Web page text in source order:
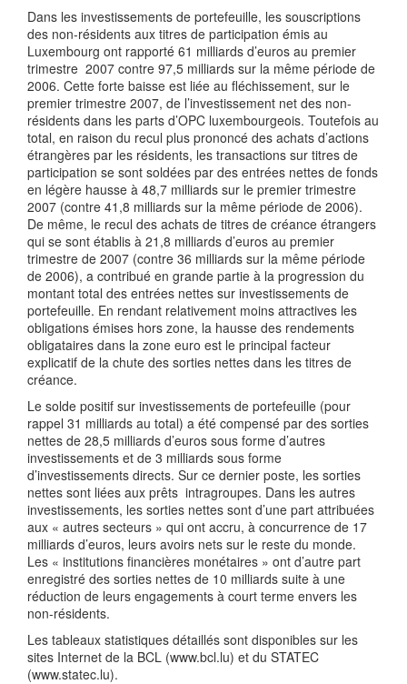
Dans les investissements de portefeuille, les souscriptions
des non-résidents aux titres de participation émis au
Luxembourg ont rapporté 61 milliards d’euros au premier
trimestre 2007 contre 97,5 milliards sur la même période de
2006. Cette forte baisse est liée au fléchissement, sur le
premier trimestre 2007, de l’investissement net des non-
résidents dans les parts d’OPC luxembourgeois. Toutefois au
total, en raison du recul plus prononcé des achats d’actions
étrangères par les résidents, les transactions sur titres de
participation se sont soldées par des entrées nettes de fonds
en légère hausse à 48,7 milliards sur le premier trimestre
2007 (contre 41,8 milliards sur la même période de 2006).
De même, le recul des achats de titres de créance étrangers
qui se sont établis à 21,8 milliards d’euros au premier
trimestre de 2007 (contre 36 milliards sur la même période
de 2006), a contribué en grande partie à la progression du
montant total des entrées nettes sur investissements de
portefeuille. En rendant relativement moins attractives les
obligations émises hors zone, la hausse des rendements
obligataires dans la zone euro est le principal facteur
explicatif de la chute des sorties nettes dans les titres de
créance.
Le solde positif sur investissements de portefeuille (pour
rappel 31 milliards au total) a été compensé par des sorties
nettes de 28,5 milliards d’euros sous forme d’autres
investissements et de 3 milliards sous forme
d’investissements directs. Sur ce dernier poste, les sorties
nettes sont liées aux prêts intragroupes. Dans les autres
investissements, les sorties nettes sont d’une part attribuées
aux « autres secteurs » qui ont accru, à concurrence de 17
milliards d’euros, leurs avoirs nets sur le reste du monde.
Les « institutions financières monétaires » ont d’autre part
enregistré des sorties nettes de 10 milliards suite à une
réduction de leurs engagements à court terme envers les
non-résidents.
Les tableaux statistiques détaillés sont disponibles sur les
sites Internet de la BCL (www.bcl.lu) et du STATEC
(www.statec.lu).